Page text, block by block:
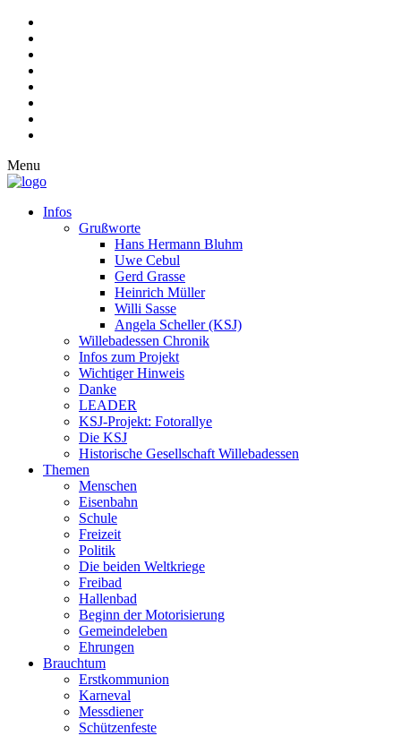
Menu
Infos
Grußworte
Hans Hermann Bluhm
Uwe Cebul
Gerd Grasse
Heinrich Müller
Willi Sasse
Angela Scheller (KSJ)
Willebadessen Chronik
Infos zum Projekt
Wichtiger Hinweis
Danke
LEADER
KSJ-Projekt: Fotorallye
Die KSJ
Historische Gesellschaft Willebadessen
Themen
Menschen
Eisenbahn
Schule
Freizeit
Politik
Die beiden Weltkriege
Freibad
Hallenbad
Beginn der Motorisierung
Gemeindeleben
Ehrungen
Brauchtum
Erstkommunion
Karneval
Messdiener
Schützenfeste